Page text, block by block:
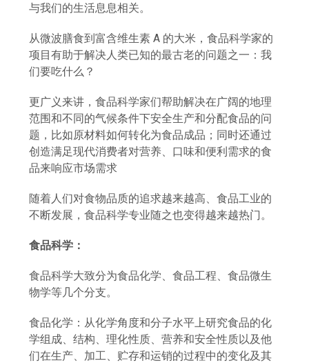
与我们的生活息息相关。
从微波膳食到富含维生素 A 的大米，食品科学家的
项目有助于解决人类已知的最古老的问题之一：我
们要吃什么？
更广义来讲，食品科学家们帮助解决在广阔的地理
范围和不同的气候条件下安全生产和分配食品的问
题，比如原材料如何转化为食品成品；同时还通过
创造满足现代消费者对营养、口味和便利需求的食
品来响应市场需求
随着人们对食物品质的追求越来越高、食品工业的
不断发展，食品科学专业随之也变得越来越热门。
食品科学：
食品科学大致分为食品化学、食品工程、食品微生
物学等几个分支。
食品化学：从化学角度和分子水平上研究食品的化
学组成、结构、理化性质、营养和安全性质以及他
们在生产、加工、贮存和运销的过程中的变化及其